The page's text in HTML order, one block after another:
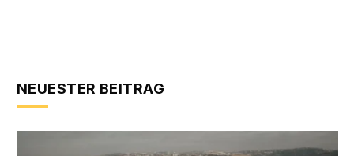
NEUESTER BEITRAG